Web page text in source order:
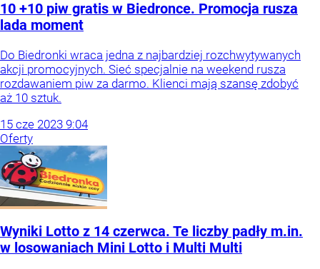
10 +10 piw gratis w Biedronce. Promocja rusza
lada moment
Do Biedronki wraca jedna z najbardziej rozchwytywanych
akcji promocyjnych. Sieć specjalnie na weekend rusza
rozdawaniem piw za darmo. Klienci mają szansę zdobyć
aż 10 sztuk.
15 cze 2023 9:04
Oferty
Wyniki Lotto z 14 czerwca. Te liczby padły m.in.
w losowaniach Mini Lotto i Multi Multi